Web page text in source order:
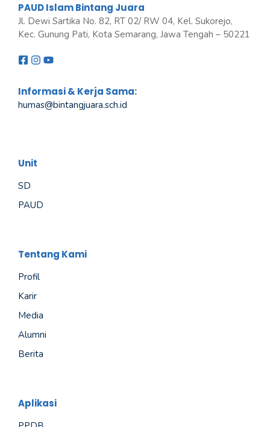
PAUD Islam Bintang Juara
Jl. Dewi Sartika No. 82, RT 02/ RW 04, Kel. Sukorejo,
Kec. Gunung Pati, Kota Semarang, Jawa Tengah – 50221
Informasi & Kerja Sama:
humas@bintangjuara.sch.id
Unit
SD
PAUD
Tentang Kami
Profil
Karir
Media
Alumni
Berita
Aplikasi